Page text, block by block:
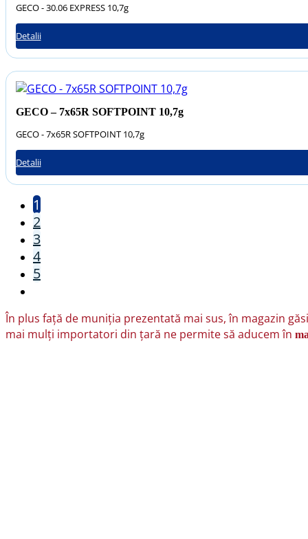
GECO - 30.06 EXPRESS 10,7g
Detalii
GECO – 7x65R SOFTPOINT 10,7g
GECO - 7x65R SOFTPOINT 10,7g
Detalii
1
2
3
4
5
În plus față de muniția prezentată mai sus, în magazin
mai mulți importatori din țară ne permite să aducem în